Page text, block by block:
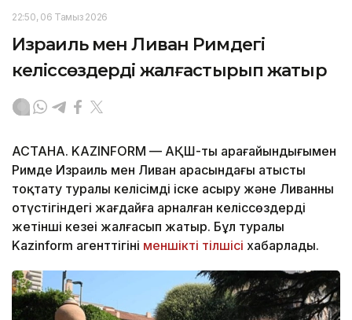
22:50, 06 Тамыз 2026
Израиль мен Ливан Римдегі
келіссөздерді жалғастырып жатыр
АСТАНА. KAZINFORM — АҚШ-тың арағайындығымен
Римде Израиль мен Ливан арасындағы атысты
тоқтату туралы келісімді іске асыру және Ливанның
оңтүстігіндегі жағдайға арналған келіссөздердің
жетінші кезеңі жалғасып жатыр. Бұл туралы
Kazinform агенттігінің меншікті тілшісі хабарлады.